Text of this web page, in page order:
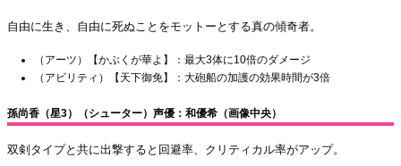
自由に生き、自由に死ぬことをモットーとする真の傾奇者。
（アーツ）【かぶくが華よ】：最大3体に10倍のダメージ
（アビリティ）【天下御免】：大砲船の加護の効果時間が3倍
孫尚香（星3）（シューター）声優：和優希（画像中央）
双剣タイプと共に出撃すると回避率、クリティカル率がアップ。